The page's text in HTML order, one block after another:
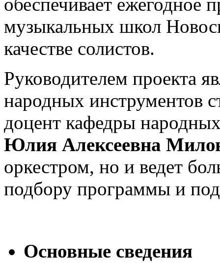
музыкальных школ
качестве солистов.
Руководителем проекта
народных инструментов
доцент кафедры
Юлия Алексеевна
оркестром, но и ведет
подбору программы и
Основные сведения